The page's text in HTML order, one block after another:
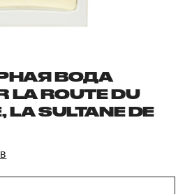
ВОДА
LA ROUTE DU
LA SULTANE DE